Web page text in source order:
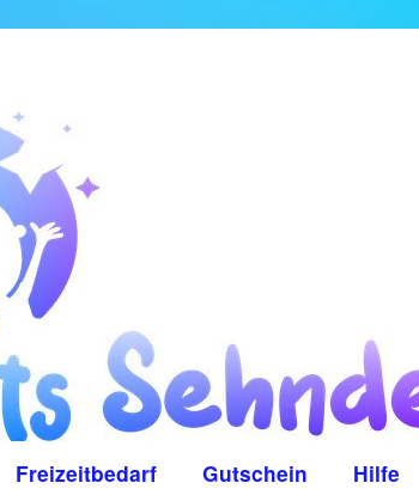
Freizeitbedarf Gutschein Hilfe